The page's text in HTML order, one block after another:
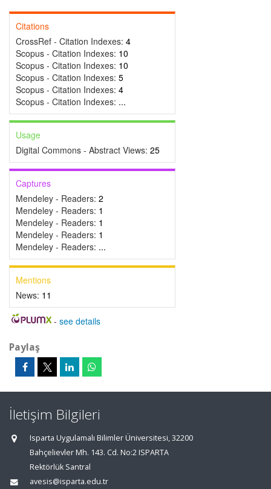
Citations
CrossRef - Citation Indexes: 4
Scopus - Citation Indexes: 10
Scopus - Citation Indexes: 10
Scopus - Citation Indexes: 5
Scopus - Citation Indexes: 4
Scopus - Citation Indexes: ...
Usage
Digital Commons - Abstract Views: 25
Captures
Mendeley - Readers: 2
Mendeley - Readers: 1
Mendeley - Readers: 1
Mendeley - Readers: 1
Mendeley - Readers: ...
Mentions
News: 11
- see details
Paylaş
İletişim Bilgileri
Isparta Uygulamalı Bilimler Üniversitesi, 32200
Bahçelievler Mh. 143. Cd. No:2 ISPARTA
Rektörlük Santral
avesis@isparta.edu.tr